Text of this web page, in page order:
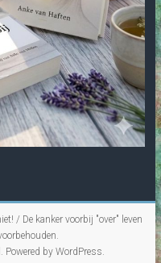
/ De kanker voorbij "over" leven
Powered byWordPress.